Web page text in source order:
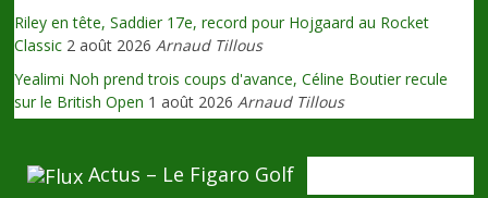
Riley en tête, Saddier 17e, record pour Hojgaard au Rocket
Classic 2 août 2026 Arnaud Tillous
Yealimi Noh prend trois coups d'avance, Céline Boutier recule
sur le British Open 1 août 2026 Arnaud Tillous
Actus – Le Figaro Golf